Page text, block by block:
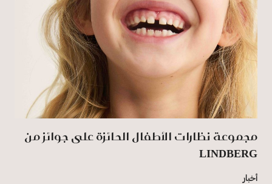
مجموعة نظارات الأطفال الحائزة على جوائز من
LINDBERG
أخبار